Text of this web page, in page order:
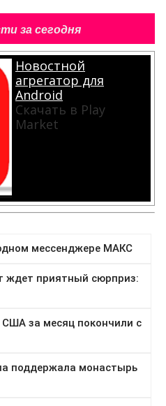
за сегодня
Новостной
агрегатор для
Android
Скачать в Play
Market